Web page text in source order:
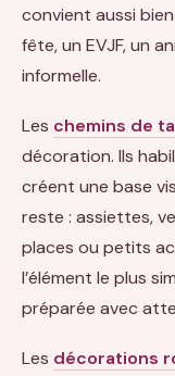
convient aussi
fête, un EVJF, un
informelle.
Les chemins de
décoration. Ils
créent une base
reste : assiettes,
places ou petits
l’élément le plus
préparée avec
Les décorations